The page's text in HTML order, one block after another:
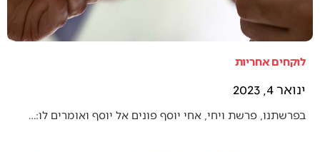
לוקחים אחריות
ינואר 4, 2023
בפרשתנו, פרשת ויחי, אחי יוסף פונים אל יוסף ואומרים לו:…